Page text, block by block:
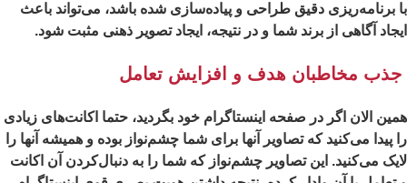
برنامه‌ریزی دقیق طراحی و پیاده‌سازی شده باشد، می‌تواند باعث
آگاهی از برند شما و در نتیجه، ایجاد تصویر ذهنی مثبت شود.
مخاطبان هدف و افزایش تعامل
الان اگر در صفحه اینستاگرام خود بگردید، حتما اکانت‌های زیادی
پیدا می‌کنید که تصاویر آنها برای شما چشم‌نواز بوده و همیشه آنها را
می‌کنید. این تصاویر چشم‌نواز که شما را به دنبال‌کردن آن اکانت